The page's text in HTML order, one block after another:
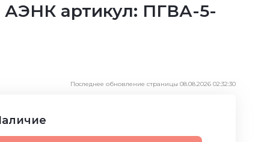
артикул: ПГВА-5-
Последнее обновление страницы 08.08.2026 02:32:30